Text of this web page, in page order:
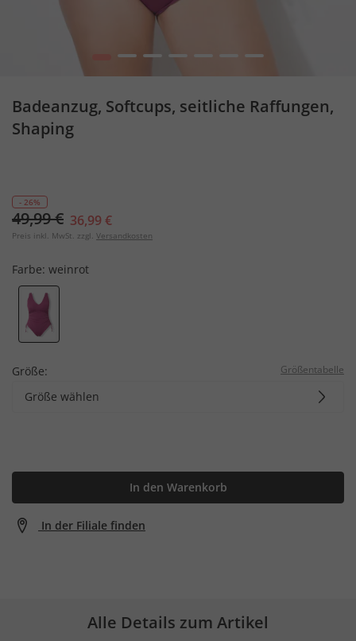
2 3 4 5 6 7
Badeanzug, Softcups, seitliche Raffungen,
Shaping
- 26%
49,99 € 36,99 €
Preis inkl. MwSt. zzgl. Versandkosten
Farbe: weinrot
Größe: Größentabelle
Größe wählen
In den Warenkorb
In der Filiale finden
Alle Details zum Artikel